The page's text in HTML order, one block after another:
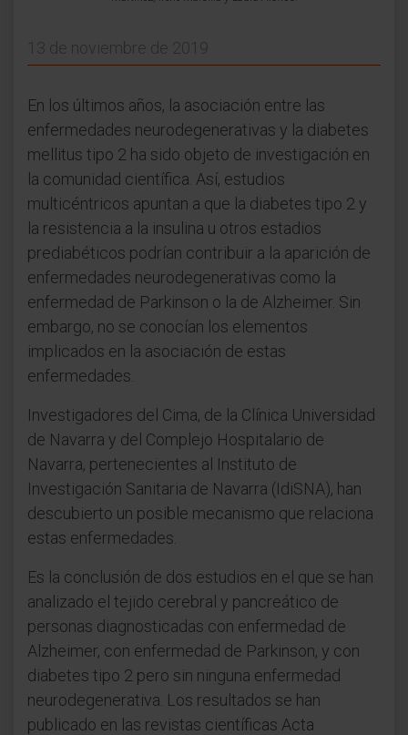
13 de noviembre de 2019
En los últimos años, la asociación entre las
enfermedades neurodegenerativas y la diabetes
mellitus tipo 2 ha sido objeto de investigación en
la comunidad científica. Así, estudios
multicéntricos apuntan a que la diabetes tipo 2 y
la resistencia a la insulina u otros estadios
prediabéticos podrían contribuir a la aparición de
enfermedades neurodegenerativas como la
enfermedad de Parkinson o la de Alzheimer. Sin
embargo, no se conocían los elementos
implicados en la asociación de estas
enfermedades.
Investigadores del Cima, de la Clínica Universidad
de Navarra y del Complejo Hospitalario de
Navarra, pertenecientes al Instituto de
Investigación Sanitaria de Navarra (IdiSNA), han
descubierto un posible mecanismo que relaciona
estas enfermedades.
Es la conclusión de dos estudios en el que se han
analizado el tejido cerebral y pancreático de
personas diagnosticadas con enfermedad de
Alzheimer, con enfermedad de Parkinson, y con
diabetes tipo 2 pero sin ninguna enfermedad
neurodegenerativa. Los resultados se han
publicado en las revistas científicas Acta